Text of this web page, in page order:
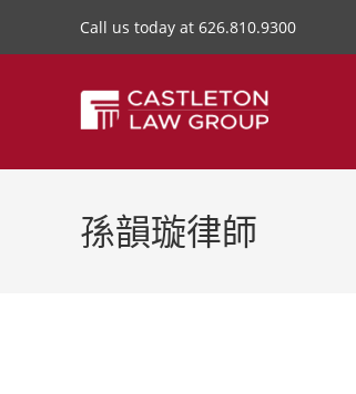
Call us today at 626.810.9300
孫韻璇律師